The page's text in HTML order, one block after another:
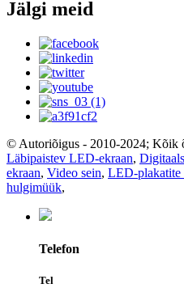
Jälgi meid
© Autoriõigus - 2010-2024; Kõik
Läbipaistev LED-ekraan,
ekraan, Video sein, LED-plakatite
hulgimüük,
Telefon
Tel